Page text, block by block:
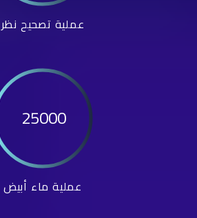
عملية تصحيح نظر
25000
عملية ماء أبيض